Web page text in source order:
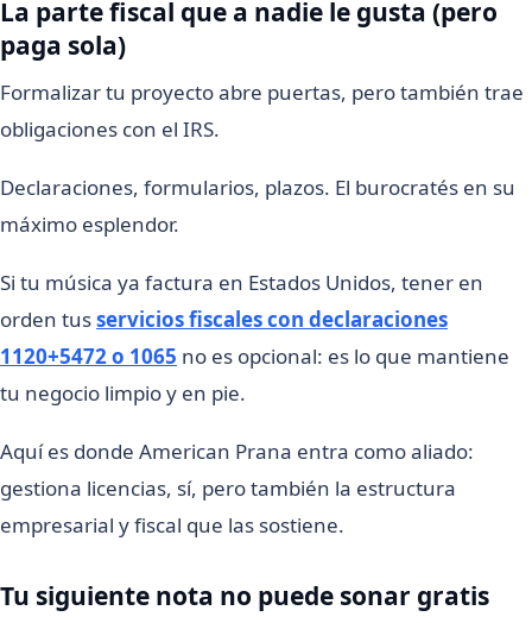
La parte fiscal que a nadie le gusta (pero
paga sola)
Formalizar tu proyecto abre puertas, pero también trae
obligaciones con el IRS.
Declaraciones, formularios, plazos. El burocratés en su
máximo esplendor.
Si tu música ya factura en Estados Unidos, tener en
orden tusservicios fiscales con declaraciones
1120+5472 o 1065 no es opcional: es lo que mantiene
tu negocio limpio y en pie.
Aquí es donde American Prana entra como aliado:
gestiona licencias, sí, pero también la estructura
empresarial y fiscal que las sostiene.
Tu siguiente nota no puede sonar gratis